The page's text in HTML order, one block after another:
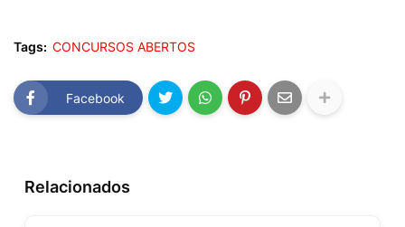
Tags: CONCURSOS ABERTOS
Facebook
Relacionados